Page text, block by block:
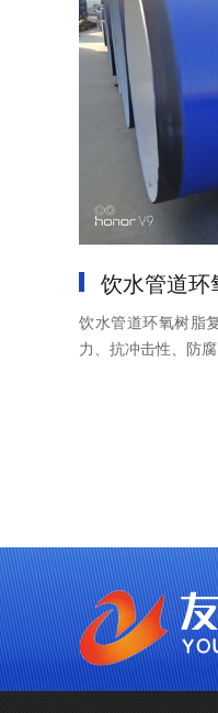
饮水管道环
饮水管道环氧树脂
力、抗冲击性、防